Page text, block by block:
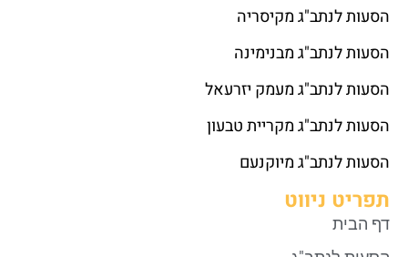
הסעות לנתב"ג מקיסריה
הסעות לנתב"ג מבנימינה
הסעות לנתב"ג מעמק יזרעאל
הסעות לנתב"ג מקריית טבעון
הסעות לנתב"ג מיוקנעם
תפריט ניווט
דף הבית